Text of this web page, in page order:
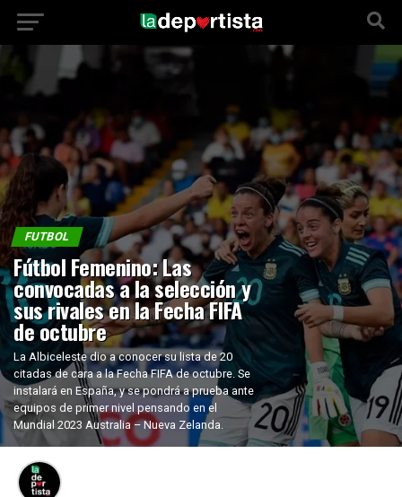
FUTBOL
Fútbol Femenino: Las
convocadas a la selección y
sus rivales en la Fecha FIFA
de octubre
La Albiceleste dio a conocer su lista de 20
citadas de cara a la Fecha FIFA de octubre. Se
instalará en España, y se pondrá a prueba ante
equipos de primer nivel pensando en el
Mundial 2023 Australia – Nueva Zelanda.